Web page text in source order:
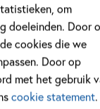
om
doeleinden. Door
cookies die we
Door op
met het gebruik
cookie statement.
Jennings
Campbell